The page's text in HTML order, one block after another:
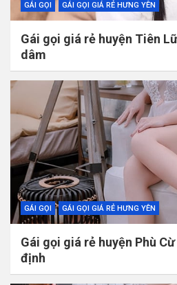
GÁI GỌI GÁI GỌI GIÁ RẺ HƯNG YÊN
Gái gọi giá rẻ huyện Tiên
dâm
GÁI GỌI GÁI GỌI GIÁ RẺ HƯNG YÊN
Gái gọi giá rẻ huyện Phù
định